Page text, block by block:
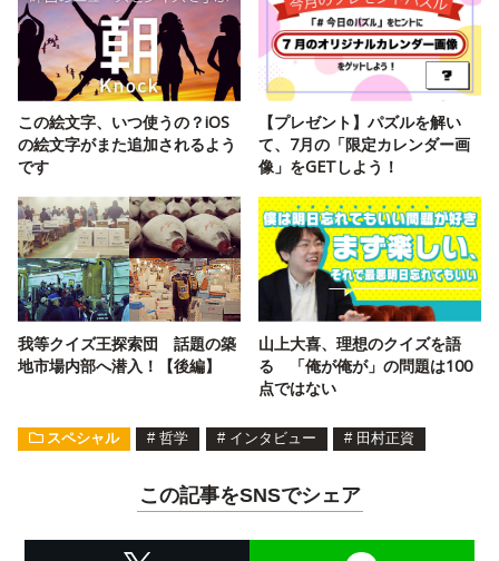
この絵文字、いつ使うの？iOS
の絵文字がまた追加されるよう
です
【プレゼント】パズルを解い
て、7月の「限定カレンダー画
像」をGETしよう！
我等クイズ王探索団 話題の築
地市場内部へ潜入！【後編】
山上大喜、理想のクイズを語
る 「俺が俺が」の問題は100
点ではない
スペシャル # 哲学 # インタビュー # 田村正資
この記事をSNSでシェア